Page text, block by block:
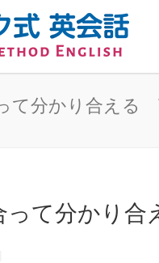
て分かり合え
って分かり